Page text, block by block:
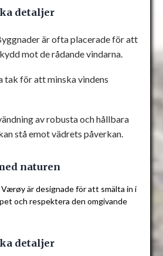
detaljer
är ofta placerade för att
mot de rådande vindarna.
tak för att minska vindens
av robusta och hållbara
stå emot vädrets påverkan.
naturen
är designade för att smälta in i
och respektera den omgivande
detaljer